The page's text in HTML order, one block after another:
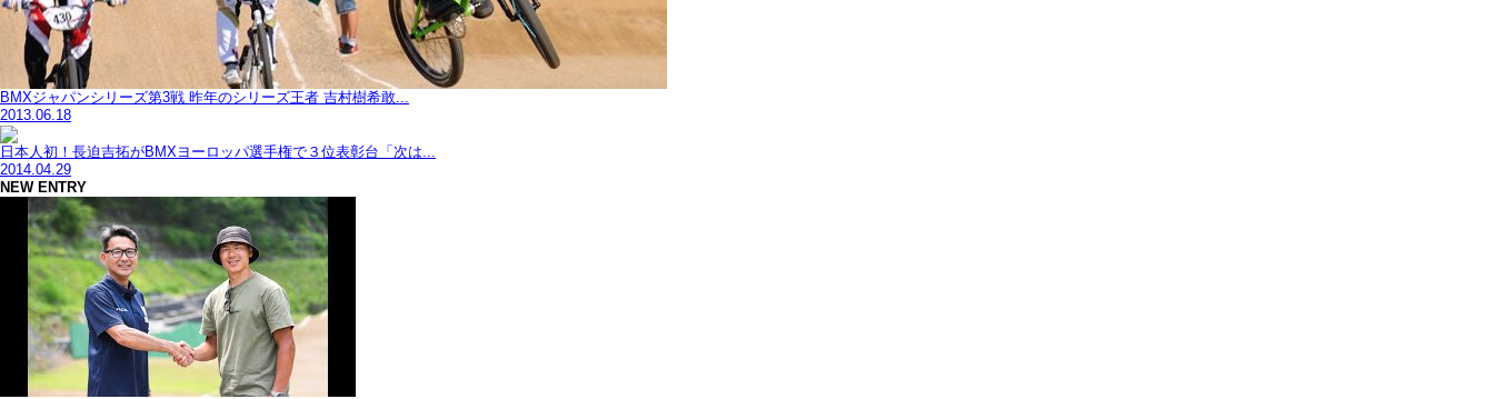
BMXジャパンシリーズ第3戦 昨年のシリーズ王者 吉村樹希敢...
2013.06.18
日本人初！長迫吉拓がBMXヨーロッパ選手権で３位表彰台「次は...
2014.04.29
NEW ENTRY